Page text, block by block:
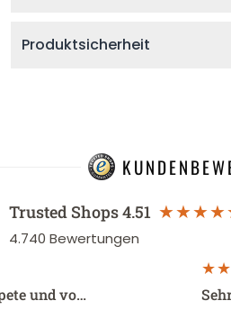
Produktsicherheit
Trusted Shops4.51
4.740 Bewertungen
und vo…